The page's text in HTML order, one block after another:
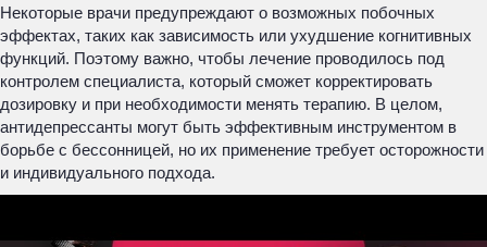
Некоторые врачи предупреждают о возможных побочных
эффектах, таких как зависимость или ухудшение когнитивных
функций. Поэтому важно, чтобы лечение проводилось под
контролем специалиста, который сможет корректировать
дозировку и при необходимости менять терапию. В целом,
антидепрессанты могут быть эффективным инструментом в
борьбе с бессонницей, но их применение требует осторожности
и индивидуального подхода.